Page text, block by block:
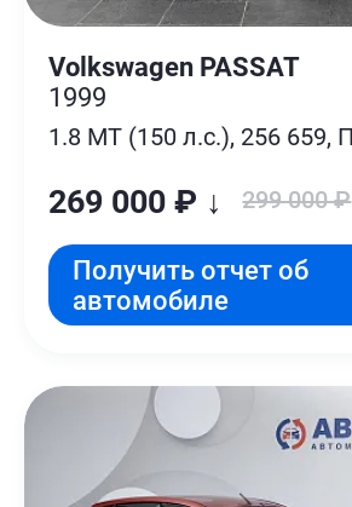
Volkswagen PASSAT
1999
1.8 MT (150 л.с.), 256 659,
269 000 ₽ ↓ 299 000 ₽
Получить отчет об
автомобиле